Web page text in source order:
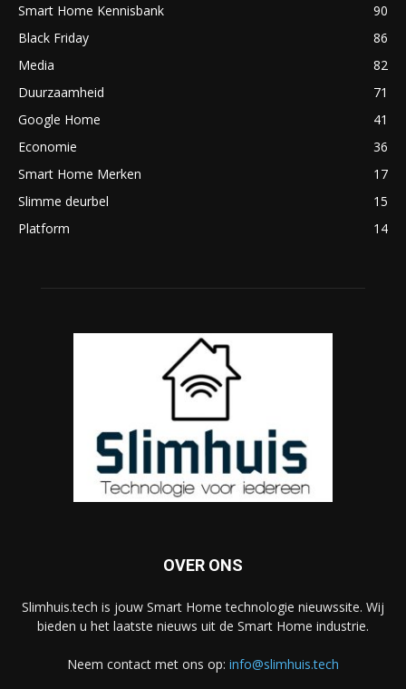
Smart Home Kennisbank
90
Black Friday
86
Media
82
Duurzaamheid
71
Google Home
41
Economie
36
Smart Home Merken
17
Slimme deurbel
15
Platform
14
OVER ONS
Slimhuis.tech is jouw Smart Home technologie nieuwssite. Wij
bieden u het laatste nieuws uit de Smart Home industrie.
Neem contact met ons op: info@slimhuis.tech